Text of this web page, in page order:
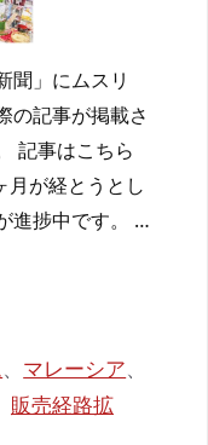
聞」にムスリ
の記事が掲載さ
記事はこちら
月が経とうとし
進捗中です。 …
、 マレーシア、
販売経路拡